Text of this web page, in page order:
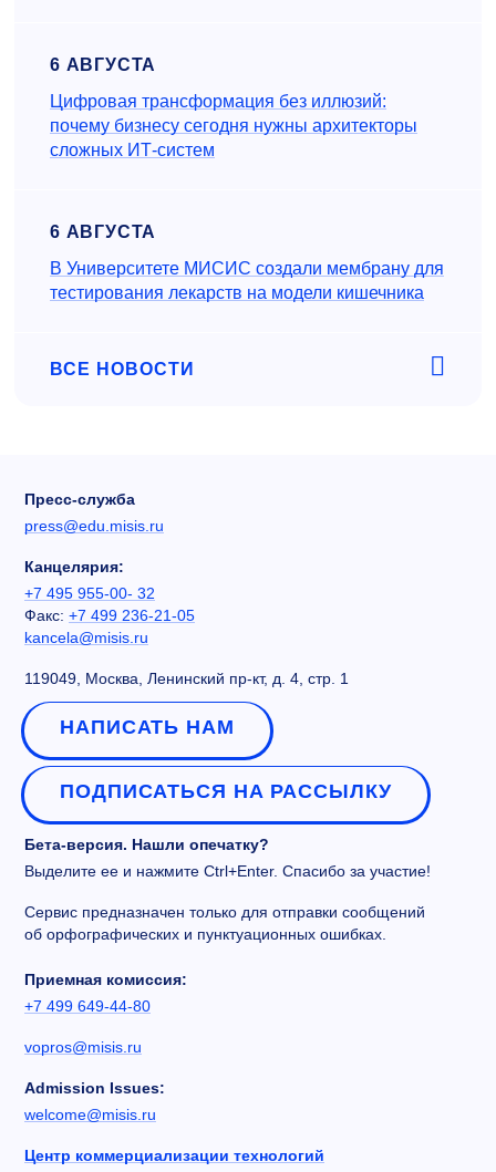
6 АВГУСТА
Цифровая трансформация без иллюзий:
почему бизнесу сегодня нужны архитекторы
сложных ИТ-систем
6 АВГУСТА
В Университете МИСИС создали мембрану для
тестирования лекарств на модели кишечника
ВСЕ НОВОСТИ
Пресс-служба
press@edu.misis.ru
Канцелярия:
+7 495 955-00- 32
Факс: +7 499 236-21-05
kancela@misis.ru
119049, Москва, Ленинский пр-кт, д. 4, стр. 1
НАПИСАТЬ НАМ
ПОДПИСАТЬСЯ НА РАССЫЛКУ
Бета-версия. Нашли опечатку?
Выделите ее и нажмите Ctrl+Enter. Спасибо за участие!
Сервис предназначен только для отправки сообщений
об орфографических и пунктуационных ошибках.
Приемная комиссия:
+7 499 649-44-80
vopros@misis.ru
Admission Issues:
welcome@misis.ru
Центр коммерциализации технологий